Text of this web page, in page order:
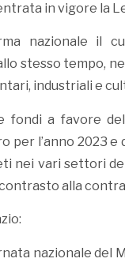
in vigore la
nazionale il
stesso tempo,
industriali e
a favore
per l’anno 2023 e
nei vari settori
alla
nazionale del